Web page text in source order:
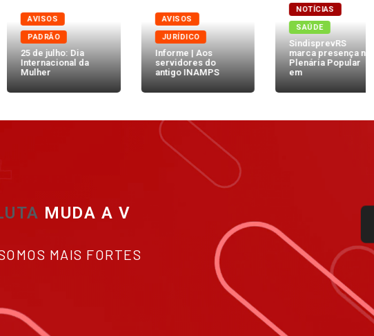
AVISOS
PADRÃO
25 de julho: Dia
Internacional da
Mulher
AVISOS
JURÍDICO
Informe | Aos
servidores do
antigo INAMPS
NOTÍCIAS
SAÚDE
SindisprevRS
marca presença na
Plenária Popular
A LUTA T
MAIS FORTES